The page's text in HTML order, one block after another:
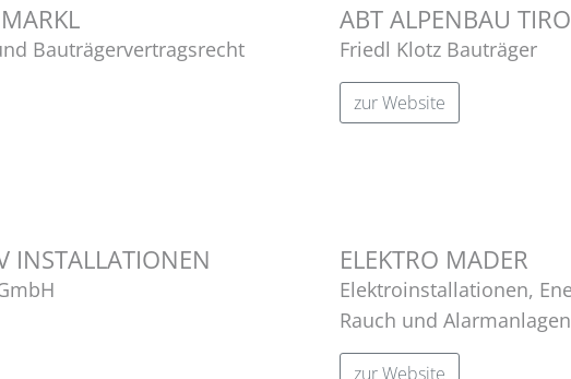
Bauträgervertragsrecht
ABT ALPENBAU
Friedl Klotz Bauträger
zur Website
INSTALLATIONEN ELEKTRO MADER
Elektroinstallationen,
Rauch und Alarmanlagen
zur Website